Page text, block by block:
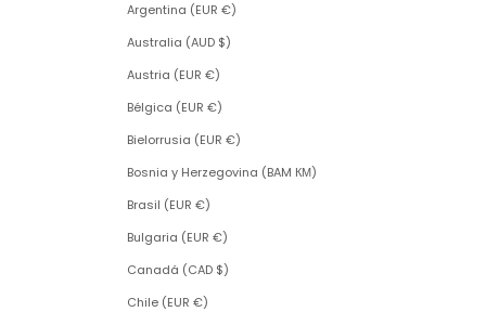
Argentina (EUR €)
Australia (AUD $)
Austria (EUR €)
Bélgica (EUR €)
Bielorrusia (EUR €)
Bosnia y Herzegovina (BAM КМ)
Brasil (EUR €)
Bulgaria (EUR €)
Canadá (CAD $)
Chile (EUR €)